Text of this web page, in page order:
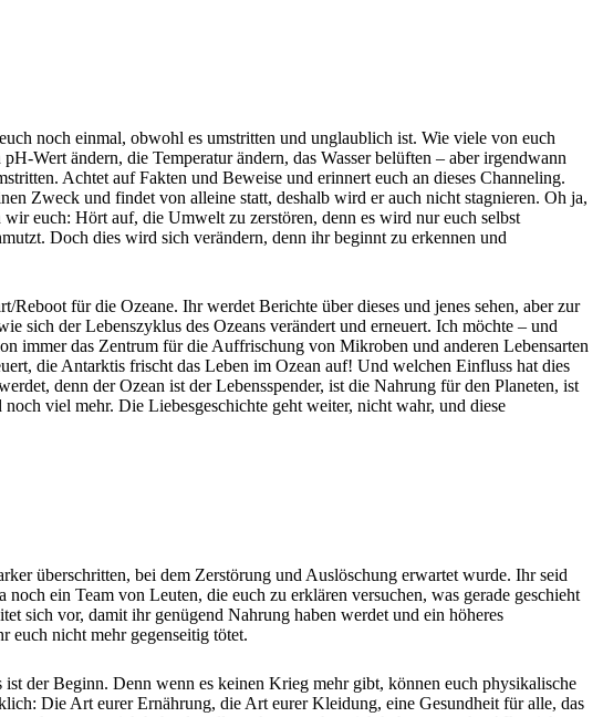
noch einmal, obwohl es umstritten und unglaublich ist. Wie viele von euch
Wert ändern, die Temperatur ändern, das Wasser belüften – aber irgendwann
Achtet auf Fakten und Beweise und erinnert euch an dieses Channeling.
Zweck und findet von alleine statt, deshalb wird er auch nicht stagnieren. Oh ja,
euch: Hört auf, die Umwelt zu zerstören, denn es wird nur euch selbst
Doch dies wird sich verändern, denn ihr beginnt zu erkennen und
für die Ozeane. Ihr werdet Berichte über dieses und jenes sehen, aber zur
sich der Lebenszyklus des Ozeans verändert und erneuert. Ich möchte – und
immer das Zentrum für die Auffrischung von Mikroben und anderen Lebensarten
die Antarktis frischt das Leben im Ozean auf! Und welchen Einfluss hat dies
denn der Ozean ist der Lebensspender, ist die Nahrung für den Planeten, ist
viel mehr. Die Liebesgeschichte geht weiter, nicht wahr, und diese
überschritten, bei dem Zerstörung und Auslöschung erwartet wurde. Ihr seid
ein Team von Leuten, die euch zu erklären versuchen, was gerade geschieht
sich vor, damit ihr genügend Nahrung haben werdet und ein höheres
euch nicht mehr gegenseitig tötet.
der Beginn. Denn wenn es keinen Krieg mehr gibt, können euch physikalische
Die Art eurer Ernährung, die Art eurer Kleidung, eine Gesundheit für alle, das